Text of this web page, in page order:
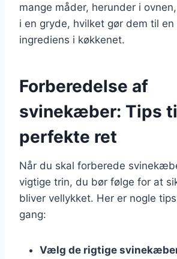
mange måder, herunder i
i en gryde, hvilket gør dem til en
ingrediens i køkkenet.
Forberedelse af
svinekæber: Tips
perfekte ret
Når du skal forberede
vigtige trin, du bør følge for at
bliver vellykket. Her er nogle
gang:
Vælg de rigtige